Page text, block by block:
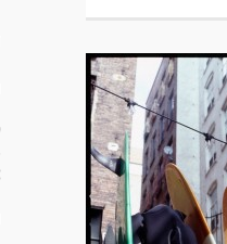
DE BEG-HIR
EN FAMILLE : LE LIVRE
SUR L’ÉQUIPAGE DE BEG-HIR